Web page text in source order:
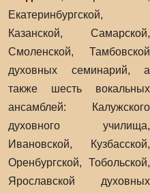
Екатеринбургской,
Казанской, Самарской,
Смоленской, Тамбовской
духовных семинарий, а
также шесть вокальных
ансамблей: Калужского
духовного училища,
Ивановской, Кузбасской,
Оренбургской, Тобольской,
Ярославской духовных